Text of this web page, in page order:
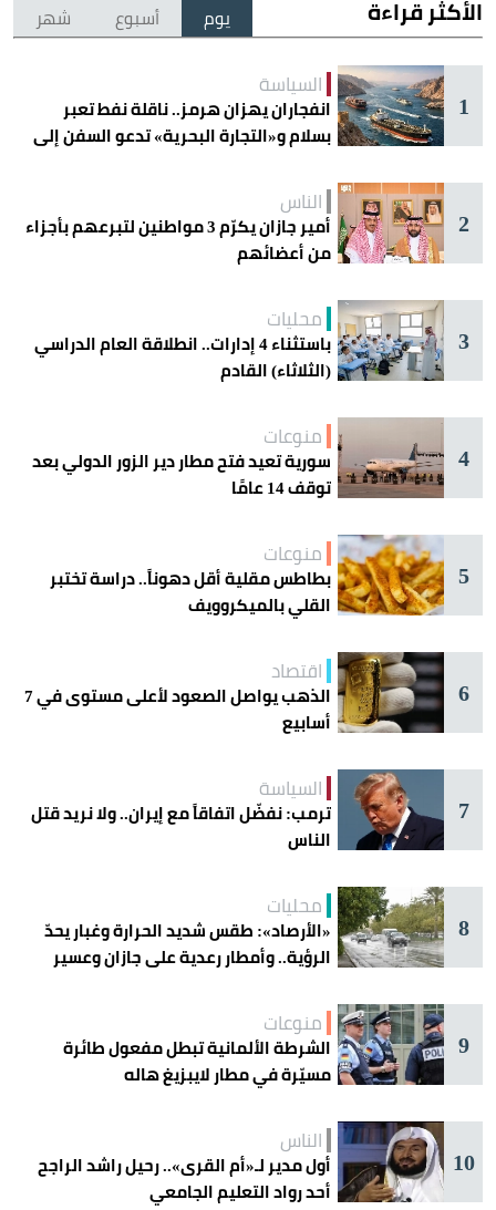
الأكثر قراءة يوم أسبوع شهر
1
السياسة
انفجاران يهزان هرمز.. ناقلة نفط تعبر
بسلام و«التجارة البحرية» تدعو السفن إلى
2
الناس
أمير جازان يكرّم 3 مواطنين لتبرعهم بأجزاء
من أعضائهم
3
محليات
باستثناء 4 إدارات.. انطلاقة العام الدراسي
(الثلاثاء) القادم
4
منوعات
سورية تعيد فتح مطار دير الزور الدولي بعد
توقف 14 عامًا
5
منوعات
بطاطس مقلية أقل دهوناً.. دراسة تختبر
القلي بالميكروويف
6
اقتصاد
الذهب يواصل الصعود لأعلى مستوى في 7
أسابيع
7
السياسة
ترمب: نفضّل اتفاقاً مع إيران.. ولا نريد قتل
الناس
8
محليات
«الأرصاد»: طقس شديد الحرارة وغبار يحدّ
الرؤية.. وأمطار رعدية على جازان وعسير
9
منوعات
الشرطة الألمانية تبطل مفعول طائرة
مسيّرة في مطار لايبزيغ هاله
10
الناس
أول مدير لـ«أم القرى».. رحيل راشد الراجح
أحد رواد التعليم الجامعي